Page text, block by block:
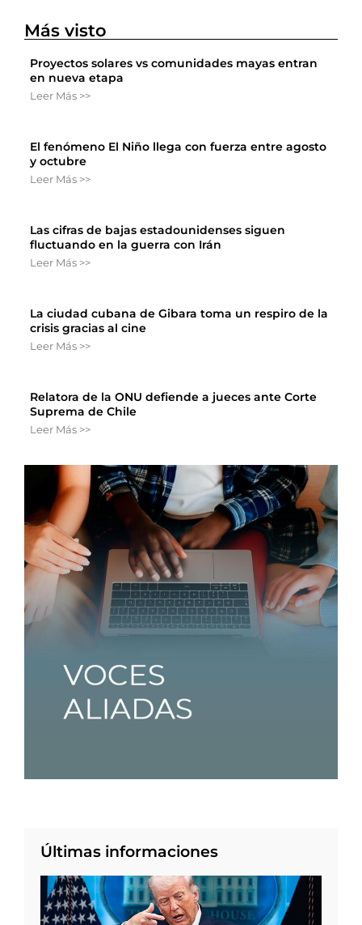
Más visto
Proyectos solares vs comunidades mayas entran
en nueva etapa
Leer Más >>
El fenómeno El Niño llega con fuerza entre agosto
y octubre
Leer Más >>
Las cifras de bajas estadounidenses siguen
fluctuando en la guerra con Irán
Leer Más >>
La ciudad cubana de Gibara toma un respiro de la
crisis gracias al cine
Leer Más >>
Relatora de la ONU defiende a jueces ante Corte
Suprema de Chile
Leer Más >>
Últimas informaciones